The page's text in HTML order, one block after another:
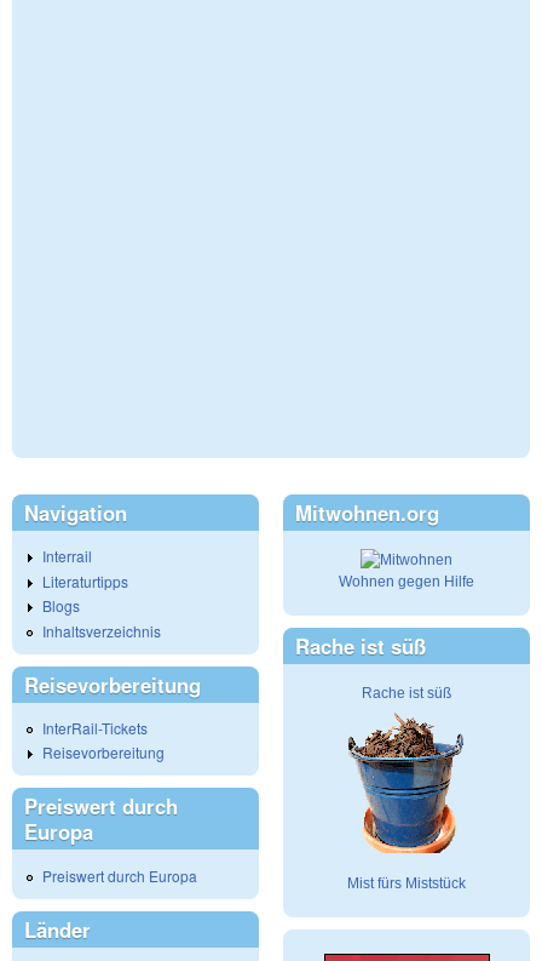
Navigation
Interrail
Literaturtipps
Blogs
Inhaltsverzeichnis
Reisevorbereitung
InterRail-Tickets
Reisevorbereitung
Preiswert durch
Europa
Preiswert durch Europa
Länder
Mitwohnen.org
Wohnen gegen Hilfe
Rache ist süß
Rache ist süß
Mist fürs Miststück